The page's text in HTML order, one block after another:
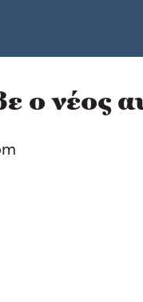
ο νέος